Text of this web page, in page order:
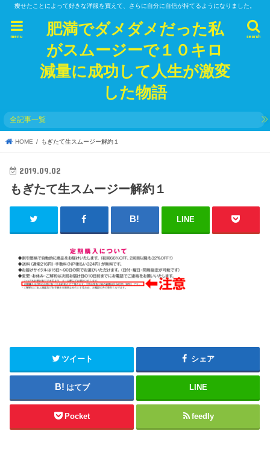
痩せたことによって好きな洋服を買えて、さらに自分に自信が持てるようになりました。
肥満でダメダメだった私
がスムージーで１０キロ
減量に成功して人生が激変
した物語
search
menu
全記事一覧
HOME もぎたて生スムージー解約１
2019.09.02
もぎたて生スムージー解約１
LINE
ツイート シェア
はてブ LINE
Pocket feedly